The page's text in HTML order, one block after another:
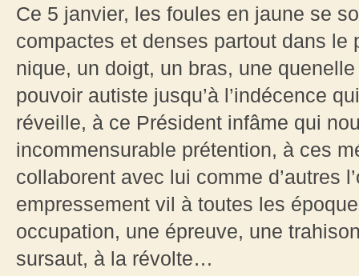
Ce 5 janvier, les foules en jaune se
compactes et denses partout dans
nique, un doigt, un bras, une
pouvoir autiste jusqu’à l’indécence
réveille, à ce Président infâme qui
incommensurable prétention, à ces
collaborent avec lui comme d’autres
empressement vil à toutes les
occupation, une épreuve, une
sursaut, à la révolte…